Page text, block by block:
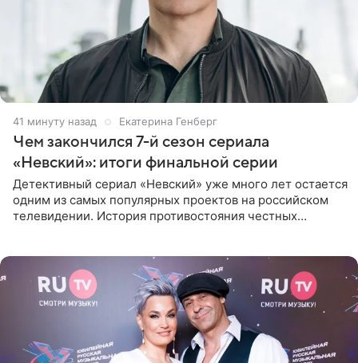
41 минуту назад Екатерина Генберг
Чем закончился 7-й сезон сериала
«Невский»: итоги финальной серии
Детективный сериал «Невский» уже много лет остается
одним из самых популярных проектов на российском
телевидении. История противостояния честных